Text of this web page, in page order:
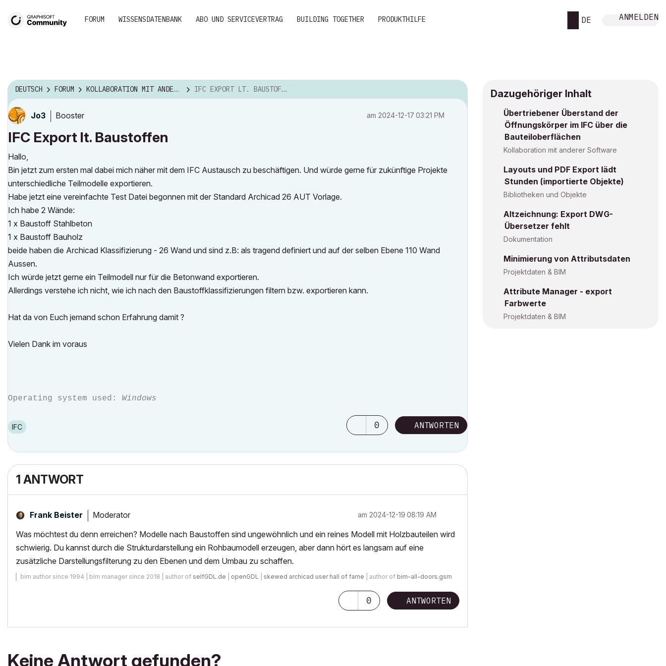
FORUM WISSENSDATENBANK ABO UND SERVICEVERTRAG BUILDING TOGETHER PRODUKTHILFE DE ANMELDEN
DEUTSCH FORUM KOLLABORATION MIT ANDERER SOFTWARE IFC EXPORT LT. BAUSTOFFEN
Jo3 Booster am ‎2024-12-17 03:21 PM
IFC Export lt. Baustoffen
Hallo,
Bin jetzt zum ersten mal dabei mich näher mit dem IFC Austausch zu beschäftigen. Und würde gerne für zukünftige Projekte
unterschiedliche Teilmodelle exportieren.
Habe jetzt eine vereinfachte Test Datei begonnen mit der Standard Archicad 26 AUT Vorlage.
Ich habe 2 Wände:
1 x Baustoff Stahlbeton
1 x Baustoff Bauholz
beide haben die Archicad Klassifizierung - 26 Wand und sind z.B: als tragend definiert und auf der selben Ebene 110 Wand
Aussen.
Ich würde jetzt gerne ein Teilmodell nur für die Betonwand exportieren.
Allerdings verstehe ich nicht, wie ich nach den Baustoffklassifizierungen filtern bzw. exportieren kann.
Hat da von Euch jemand schon Erfahrung damit ?
Vielen Dank im voraus
Operating system used: Windows
IFC 0 ANTWORTEN
1 ANTWORT
Frank Beister Moderator am ‎2024-12-19 08:19 AM
Was möchtest du denn erreichen? Modelle nach Baustoffen sind ungewöhnlich und ein reines Modell mit Holzbauteilen wird
schwierig. Du kannst durch die Strukturdarstellung ein Rohbaumodell erzeugen, aber dann hört es langsam auf eine
zusätzliche Darstellungsfilterung zu den Ebenen und dem Umbau zu schaffen.
bim author since 1994 | bim manager since 2018 | author of selfGDL.de openGDL skewed archicad user hall of fame | author of bim-all-doors.gsm
0 ANTWORTEN
Keine Antwort gefunden?
Dazugehöriger Inhalt
Übertriebener Überstand der
Öffnungskörper im IFC über die
Bauteiloberflächen
Kollaboration mit anderer Software
Layouts und PDF Export lädt
Stunden (importierte Objekte)
Bibliotheken und Objekte
Altzeichnung: Export DWG-
Übersetzer fehlt
Dokumentation
Minimierung von Attributsdaten
Projektdaten & BIM
Attribute Manager - export
Farbwerte
Projektdaten & BIM